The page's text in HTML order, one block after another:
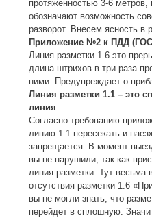
протяженностью 3-6 метров,
обозначают возможность
разворот. Внесем ясность в
Приложение №2 к ПДД
Линия разметки 1.6 это
длина штрихов в три раза
ними. Предупреждает о
Линия разметки 1.1 – это
линия
Согласно требованию
линию 1.1 пересекать и
запрещается. В момент
вы не нарушили, так как
линия разметки. Тут
отсутствия разметки 1.6
вы не могли знать, что
перейдет в сплошную.